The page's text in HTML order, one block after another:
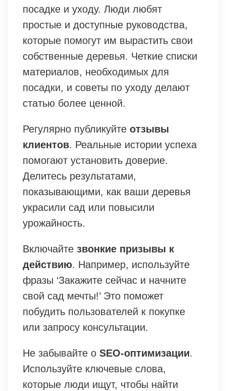
посадке и уходу. Люди любят
простые и доступные руководства,
которые помогут им вырастить свои
собственные деревья. Четкие списки
материалов, необходимых для
посадки, и советы по уходу делают
статью более ценной.
Регулярно публикуйте отзывы
клиентов. Реальные истории успеха
помогают установить доверие.
Делитесь результатами,
показывающими, как ваши деревья
украсили сад или повысили
урожайность.
Включайте звонкие призывы к
действию. Например, используйте
фразы ‘Закажите сейчас и начните
свой сад мечты!’ Это поможет
побудить пользователей к покупке
или запросу консультации.
Не забывайте о SEO-оптимизации.
Используйте ключевые слова,
которые люди ищут, чтобы найти